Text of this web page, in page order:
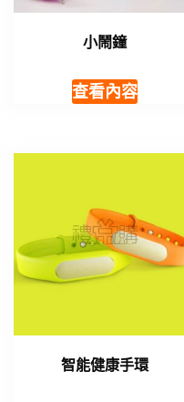
小鬧鐘
查看內容
智能健康手環